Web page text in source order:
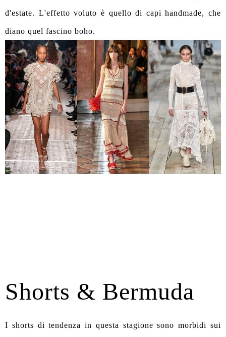
d'estate. L'effetto voluto è quello di capi handmade, che
diano quel fascino boho.
Shorts & Bermuda
I shorts di tendenza in questa stagione sono morbidi sui